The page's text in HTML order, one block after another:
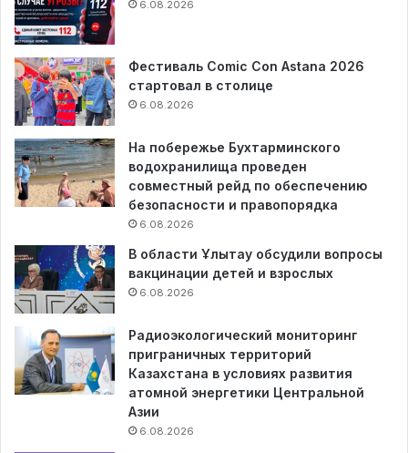
6.08.2026
Фестиваль Comic Con Astana 2026
стартовал в столице
6.08.2026
На побережье Бухтарминского
водохранилища проведен
совместный рейд по обеспечению
безопасности и правопорядка
6.08.2026
В области Ұлытау обсудили вопросы
вакцинации детей и взрослых
6.08.2026
Радиоэкологический мониторинг
приграничных территорий
Казахстана в условиях развития
атомной энергетики Центральной
Азии
6.08.2026